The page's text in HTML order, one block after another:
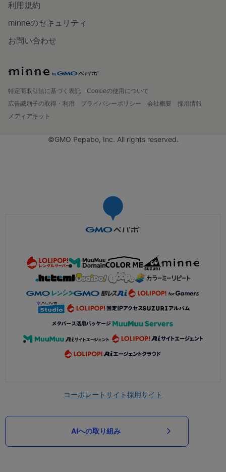
利用規約
minneのセキュリティ
お問い合わせ
特定商取引法に基づく表記
Cookieの使用について
広告識別子の取得・利用
プライバシーポリシー 会社概要
採用情報
メディアキット
©GMO Pepabo, Inc. All rights reserved.
コーポレートサイト採用サイト
AIへの取り組み